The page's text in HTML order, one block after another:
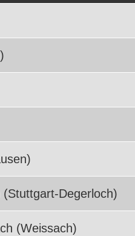
Degerloch)
(Weissach)